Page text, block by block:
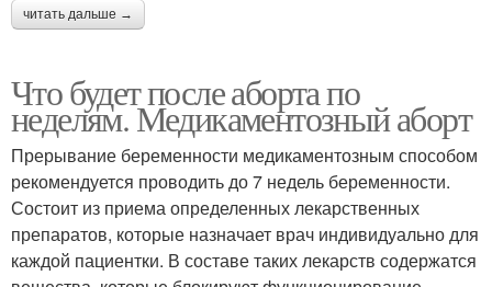
читать дальше →
Что будет после аборта по
неделям. Медикаментозный аборт
Прерывание беременности медикаментозным способом
рекомендуется проводить до 7 недель беременности.
Состоит из приема определенных лекарственных
препаратов, которые назначает врач индивидуально для
каждой пациентки. В составе таких лекарств содержатся